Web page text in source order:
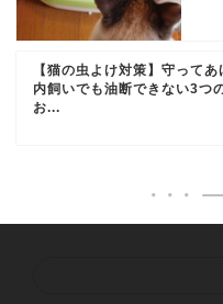
【猫の虫よけ対策】守って
内飼いでも油断できない3つ
お...